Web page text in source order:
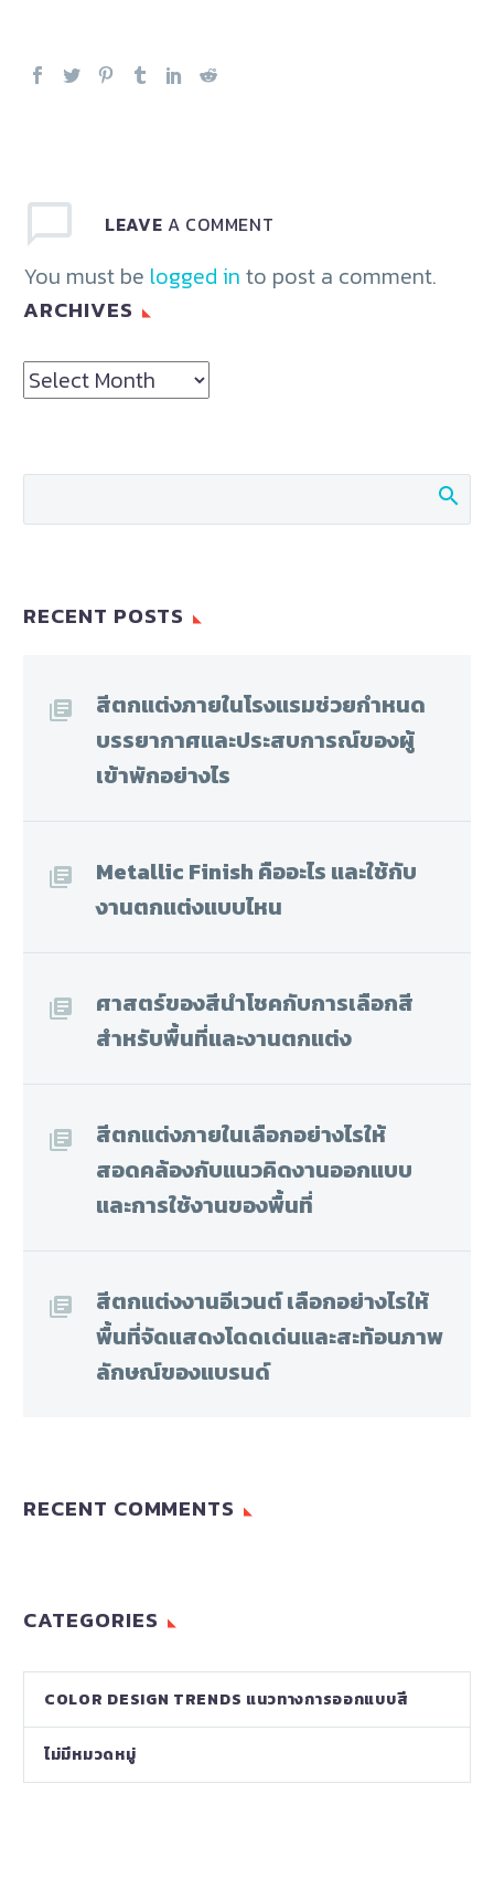
LEAVE A COMMENT
You must be logged in to post a comment.
ARCHIVES
Archives
RECENT POSTS
สีตกแต่งภายในโรงแรมช่วยกำหนด
บรรยากาศและประสบการณ์ของผู้
เข้าพักอย่างไร
Metallic Finish คืออะไร และใช้กับ
งานตกแต่งแบบไหน
ศาสตร์ของสีนำโชคกับการเลือกสี
สำหรับพื้นที่และงานตกแต่ง
สีตกแต่งภายในเลือกอย่างไรให้
สอดคล้องกับแนวคิดงานออกแบบ
และการใช้งานของพื้นที่
สีตกแต่งงานอีเวนต์ เลือกอย่างไรให้
พื้นที่จัดแสดงโดดเด่นและสะท้อนภาพ
ลักษณ์ของแบรนด์
RECENT COMMENTS
CATEGORIES
COLOR DESIGN TRENDS แนวทางการออกแบบสี
ไม่มีหมวดหมู่